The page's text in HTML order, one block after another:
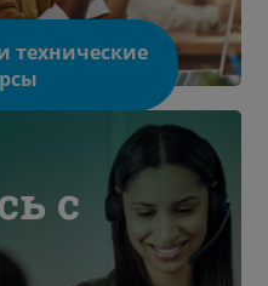
технические
с